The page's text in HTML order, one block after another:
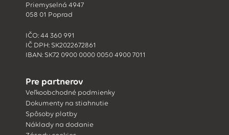
Priemyselná 4947
058 01 Poprad
IČO: 44 360 991
IČ DPH: SK2022672861
IBAN: SK72 0900 0000 0050 4900 7011
Pre partnerov
Veľkoobchodné podmienky
Dokumenty na stiahnutie
Spôsoby platby
Náklady na dodanie